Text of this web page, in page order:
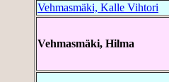
Vehmasmäki, Kalle Vihtori
Vehmasmäki, Hilma